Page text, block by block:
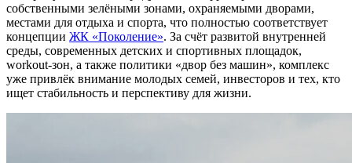
собственными зелёными зонами, охраняемыми дворами,
местами для отдыха и спорта, что полностью соответствует
концепции ЖК «Поколение». За счёт развитой внутренней
среды, современных детских и спортивных площадок,
workout-зон, а также политики «двор без машин», комплекс
уже привлёк внимание молодых семей, инвесторов и тех, кто
ищет стабильность и перспективу для жизни.